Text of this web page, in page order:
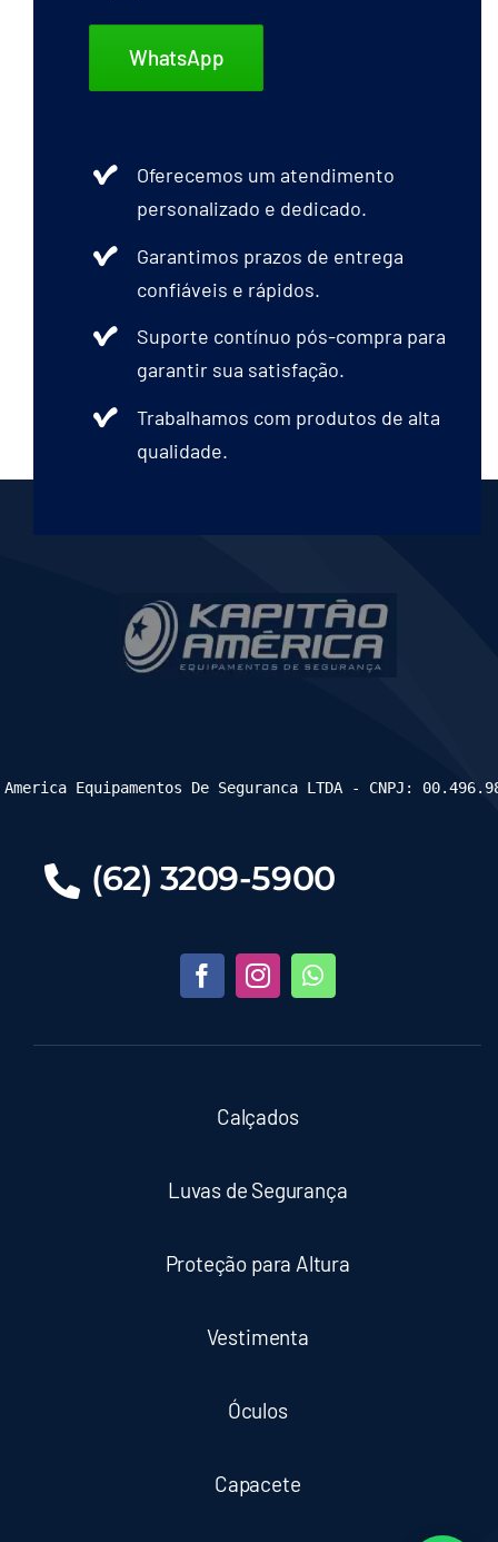
WhatsApp
Oferecemos um atendimento
personalizado e dedicado.
Garantimos prazos de entrega
confiáveis e rápidos.
Suporte contínuo pós-compra para
garantir sua satisfação.
Trabalhamos com produtos de alta
qualidade.
(62) 3209-5900
Calçados
Luvas de Segurança
Proteção para Altura
Vestimenta
Óculos
Capacete
Equipamentos De Seguranca LTDA - CNPJ: